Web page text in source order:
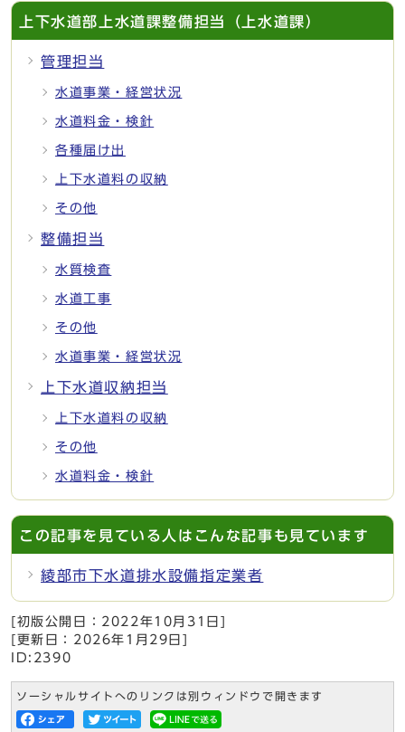
上下水道部上水道課整備担当（上水道課）
管理担当
水道事業・経営状況
水道料金・検針
各種届け出
上下水道料の収納
その他
整備担当
水質検査
水道工事
その他
水道事業・経営状況
上下水道収納担当
上下水道料の収納
その他
水道料金・検針
この記事を見ている人はこんな記事も見ています
綾部市下水道排水設備指定業者
[初版公開日： 2022年10月31日
[更新日： 2026年1月29日
ID:2390
ソーシャルサイトへのリンクは別ウィンドウで開きます